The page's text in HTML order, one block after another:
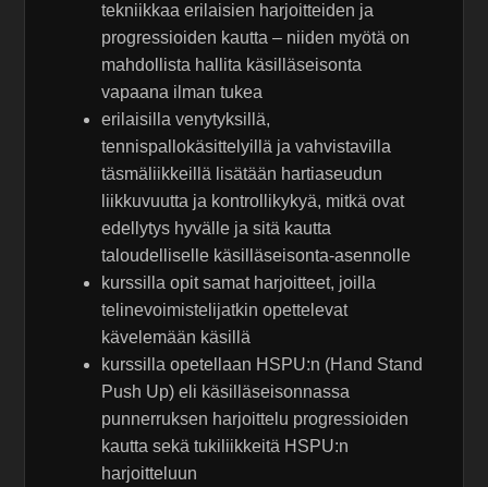
tekniikkaa erilaisien harjoitteiden ja
progressioiden kautta – niiden myötä on
mahdollista hallita käsilläseisonta
vapaana ilman tukea
erilaisilla venytyksillä,
tennispallokäsittelyillä ja vahvistavilla
täsmäliikkeillä lisätään hartiaseudun
liikkuvuutta ja kontrollikykyä, mitkä ovat
edellytys hyvälle ja sitä kautta
taloudelliselle käsilläseisonta-asennolle
kurssilla opit samat harjoitteet, joilla
telinevoimistelijatkin opettelevat
kävelemään käsillä
kurssilla opetellaan HSPU:n (Hand Stand
Push Up) eli käsilläseisonnassa
punnerruksen harjoittelu progressioiden
kautta sekä tukiliikkeitä HSPU:n
harjoitteluun